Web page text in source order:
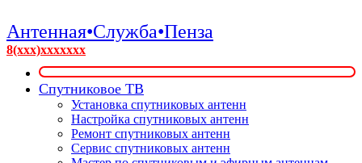
Антенная•Служба•Пенза
8(xxx)xxxxxxx
Спутниковое ТВ
Установка спутниковых антенн
Настройка спутниковых антенн
Ремонт спутниковых антенн
Сервис спутниковых антенн